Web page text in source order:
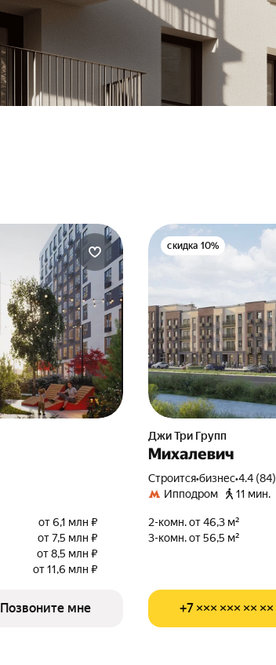
от 6,1 млн ₽
от 7,5 млн ₽
от 8,5 млн ₽
от 11,6 млн ₽
Позвоните мне
скидка 10%
Джи Три Групп
Михалевич
Строится•бизнес•4.4 (84)
Ипподром
11 мин.
2-комн. от 46,3 м²
3-комн. от 56,5 м²
+7 ××× ××× ×× ××